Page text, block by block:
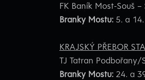
FK Baník Most-Souš
Branky Mostu: 5. a
KRAJSKÝ PŘEBOR
TJ Tatran Podbořany/
Branky Mostu: 24. a